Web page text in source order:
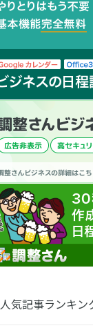
人気記事ランキン